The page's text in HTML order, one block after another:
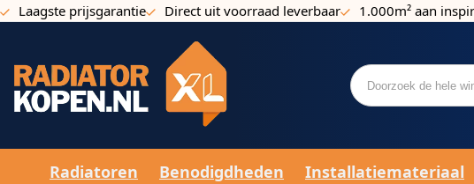
Ga naar de inhoud
Laagste prijsgarantie Direct uit voorraad leverbaar 1.000m² aan
Radiatoren Benodigdheden Installatiemateriaal